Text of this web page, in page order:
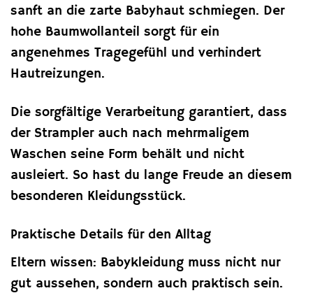
sanft an die zarte Babyhaut schmiegen. Der
hohe Baumwollanteil sorgt für ein
angenehmes Tragegefühl und verhindert
Hautreizungen.
Die sorgfältige Verarbeitung garantiert, dass
der Strampler auch nach mehrmaligem
Waschen seine Form behält und nicht
ausleiert. So hast du lange Freude an diesem
besonderen Kleidungsstück.
Praktische Details für den Alltag
Eltern wissen: Babykleidung muss nicht nur
gut aussehen, sondern auch praktisch sein.